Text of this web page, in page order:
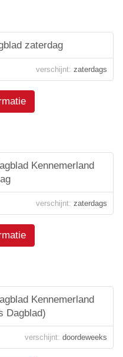
zaterdag
verschijnt: zaterdags
Kennemerland
verschijnt: zaterdags
Kennemerland
Dagblad)
verschijnt: doordeweeks